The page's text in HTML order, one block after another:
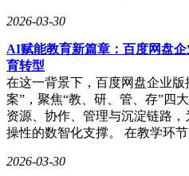
斑马技术的自动分拣与质量检测
的深度融合，该系统能精准完
测，帮助企业构建数字化生产闭
“深度学习技术使系统仅需50张
型，大幅减少人工标注工作量
Kelvin Cho透露，公司不仅将AI
2026-03-30
AI赋能教育新篇章：百度网盘
育转型
在这一背景下，百度网盘企业
案”，聚焦“教、研、管、存”四
资源、协作、管理与沉淀链路
操性的数智化支撑。 在教学环
2026-03-30